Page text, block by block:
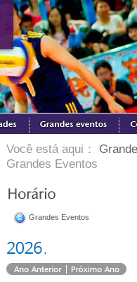
Você está aqui：
Grandes Eventos
Grandes Eventos